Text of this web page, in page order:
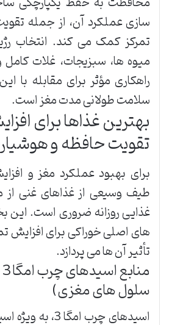
سازی عملکرد آن، از جمله
تمرکز کمک می کند. انتخاب
میوه ها، سبزیجات، غلات
راهکاری مؤثر برای مقابله
سلامت طولانی مدت مغز است.
بهترین غذاها برای
تقویت حافظه و
برای بهبود عملکرد مغز و
طیف وسیعی از غذاهای غنی از
غذایی روزانه ضروری است. این
های اصلی خوراکی برای افزایش
تأثیر آن ها می پردازد.
سلول های مغزی)
اسیدهای چرب امگا